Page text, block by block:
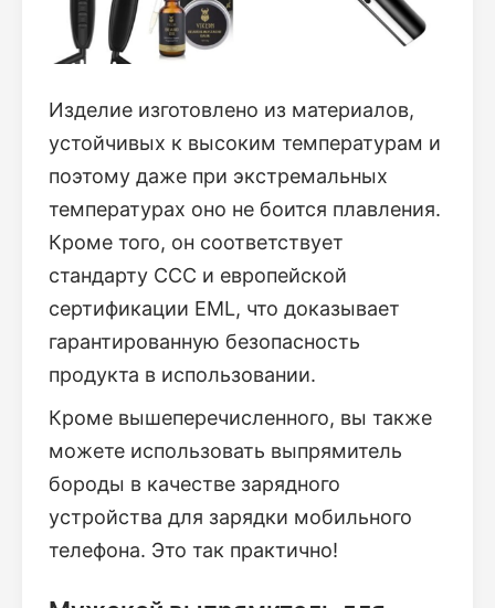
Изделие изготовлено из материалов,
устойчивых к высоким температурам и
поэтому даже при экстремальных
температурах оно не боится плавления.
Кроме того, он соответствует
стандарту CCC и европейской
сертификации EML, что доказывает
гарантированную безопасность
продукта в использовании.
Кроме вышеперечисленного, вы также
можете использовать выпрямитель
бороды в качестве зарядного
устройства для зарядки мобильного
телефона. Это так практично!